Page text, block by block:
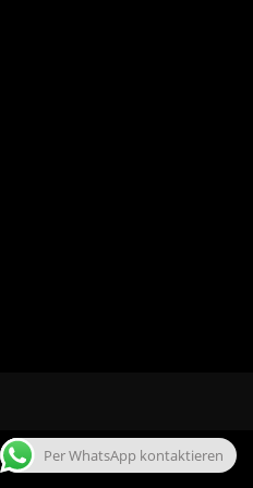
Per WhatsApp kontaktieren